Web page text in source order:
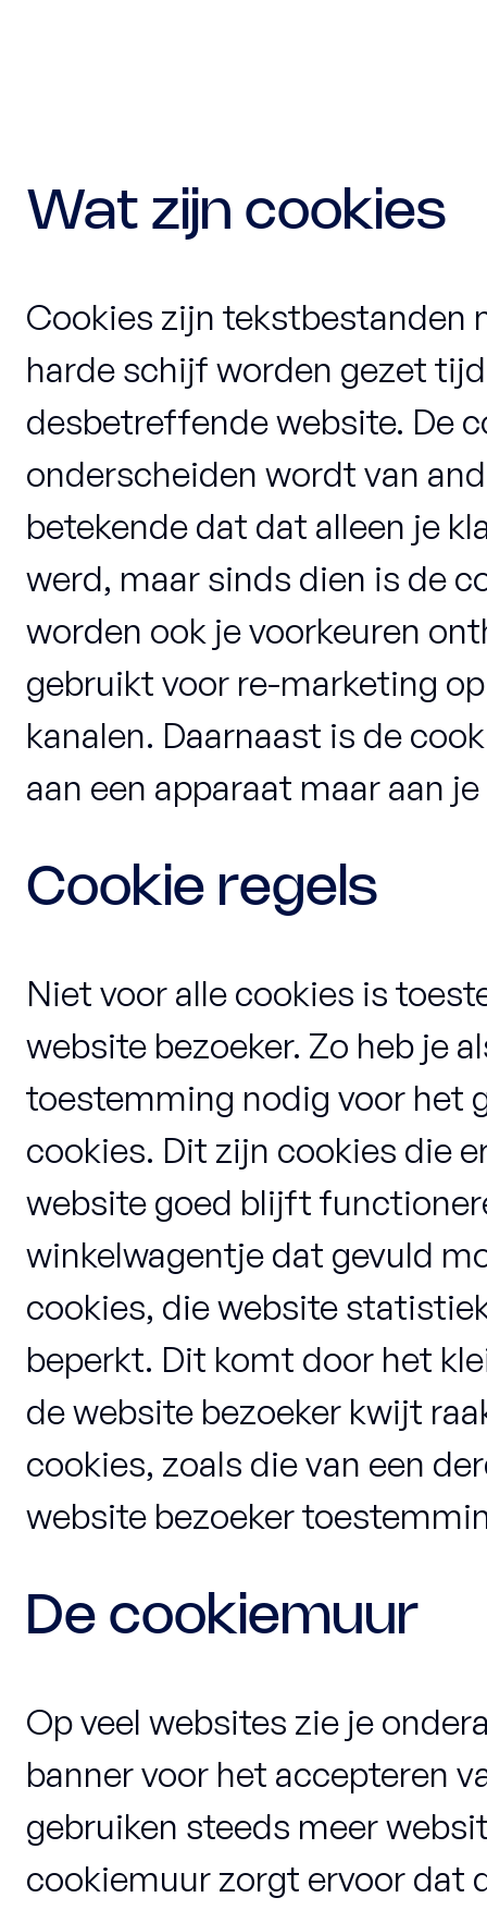
Wat zijn cookies
Cookies zijn tekstbestanden
harde schijf worden gezet
desbetreffende website. De
onderscheiden wordt van
betekende dat dat alleen je
werd, maar sinds dien is de
worden ook je voorkeuren
gebruikt voor re-marketing
kanalen. Daarnaast is de
aan een apparaat maar aan
Cookie regels
Niet voor alle cookies is
website bezoeker. Zo heb je
toestemming nodig voor het
cookies. Dit zijn cookies die
website goed blijft
winkelwagentje dat gevuld
cookies, die website
beperkt. Dit komt door het
de website bezoeker kwijt
cookies, zoals die van een
website bezoeker
De cookiemuur
Op veel websites zie je
banner voor het accepteren
gebruiken steeds meer
cookiemuur zorgt ervoor dat